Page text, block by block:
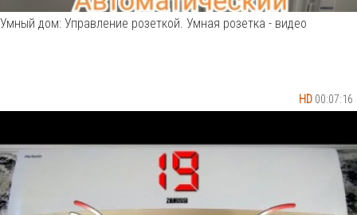
HD 00:07:16
Умный дом: Управление розеткой. Умная розетка - видео